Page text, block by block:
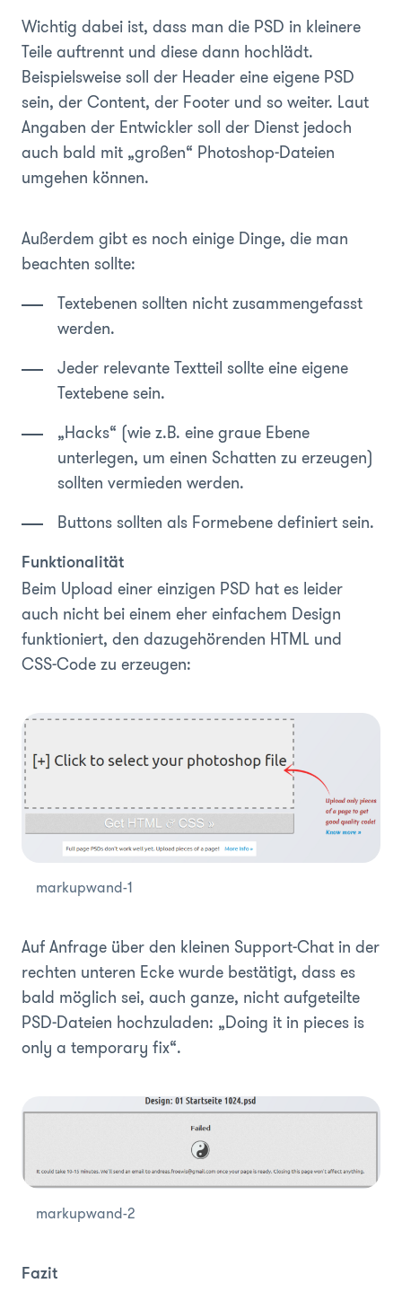
Wichtig dabei ist, dass man die PSD in kleinere
Teile auftrennt und diese dann hochlädt.
Beispielsweise soll der Header eine eigene PSD
sein, der Content, der Footer und so weiter. Laut
Angaben der Entwickler soll der Dienst jedoch
auch bald mit „großen“ Photoshop-Dateien
umgehen können.
Außerdem gibt es noch einige Dinge, die man
beachten sollte:
Textebenen sollten nicht zusammengefasst
werden.
Jeder relevante Textteil sollte eine eigene
Textebene sein.
„Hacks“ (wie z.B. eine graue Ebene
unterlegen, um einen Schatten zu erzeugen)
sollten vermieden werden.
Buttons sollten als Formebene definiert sein.
Funktionalität
Beim Upload einer einzigen PSD hat es leider
auch nicht bei einem eher einfachem Design
funktioniert, den dazugehörenden HTML und
CSS-Code zu erzeugen:
markupwand-1
Auf Anfrage über den kleinen Support-Chat in der
rechten unteren Ecke wurde bestätigt, dass es
bald möglich sei, auch ganze, nicht aufgeteilte
PSD-Dateien hochzuladen: „Doing it in pieces is
only a temporary fix“.
markupwand-2
Fazit